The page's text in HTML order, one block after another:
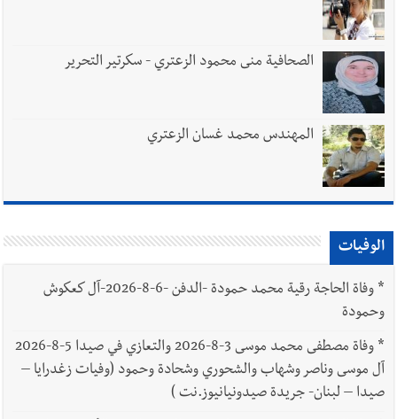
الصحافية منى محمود الزعتري - سكرتير التحرير
المهندس محمد غسان الزعتري
الوفيات
*
وفاة الحاجة رقية محمد حمودة -الدفن -6-8-2026-آل كعكوش
وحمودة
*
وفاة مصطفى محمد موسى 3-8-2026 والتعازي في صيدا 5-8-2026
آل موسى وناصر وشهاب والشحوري وشحادة وحمود (وفيات زغدرايا –
صيدا – لبنان- جريدة صيدونيانيوز.نت )